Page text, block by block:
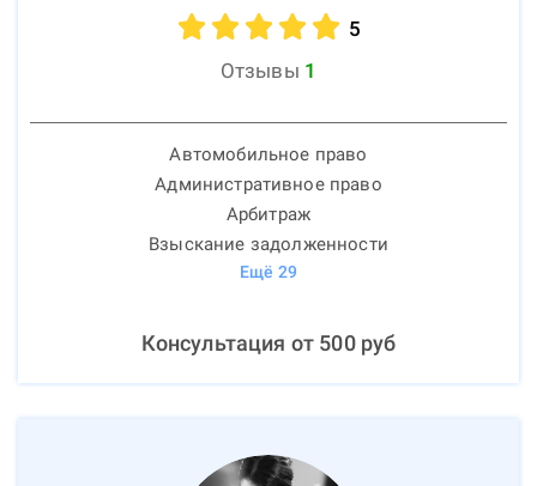
5
Отзывы 1
Автомобильное право
Административное право
Арбитраж
Взыскание задолженности
Ещё 29
Консультация от 500руб